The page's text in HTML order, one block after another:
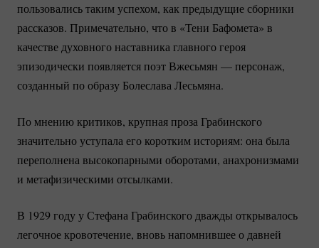
пользовались таким успехом, как предыдущие сборники
рассказов. Примечательно, что в «Тени Бафомета» в
качестве духовного наставника главного героя
эпизодически появляется поэт Вжесьмян — персонаж,
созданный по образу Болеслава Лесьмяна.
По мнению критиков, крупная проза Грабинского
значительно уступала его коротким историям: она была
переполнена высокопарными оборотами, анахронизмами
и метафизическими отсылками.
В 1929 году у Стефана Грабинского дважды открывалось
легочное кровотечение, вновь напомнившее о давней